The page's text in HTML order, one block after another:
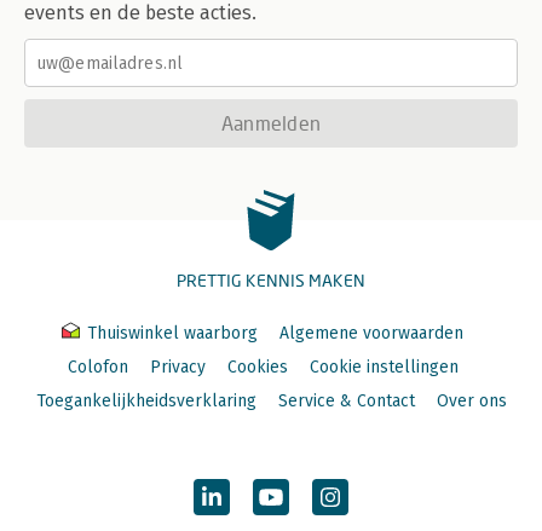
events en de beste acties.
Aanmelden
PRETTIG KENNIS MAKEN
Thuiswinkel waarborg
Algemene voorwaarden
Colofon
Privacy Cookies
Cookie instellingen
Toegankelijkheidsverklaring
Service & Contact Over ons